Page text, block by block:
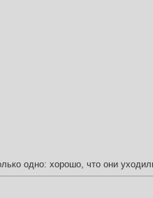
одно: хорошо, что они